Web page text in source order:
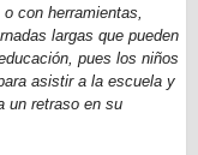
con herramientas,
largas que pueden
pues los niños
asistir a la escuela y
un retraso en su